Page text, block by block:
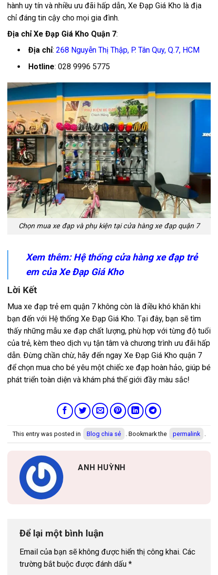
hành uy tín và nhiều ưu đãi hấp dẫn, Xe Đạp Giá Kho là địa
chỉ đáng tin cậy cho mọi gia đình.
Địa chỉ Xe Đạp Giá Kho Quận 7:
Địa chỉ: 268 Nguyễn Thị Thập, P. Tân Quy, Q.7, HCM
Hotline: 028 9996 5775
Chọn mua xe đạp và phụ kiện tại cửa hàng xe đạp quận 7
Xem thêm:Hệ thống cửa hàng xe đạp trẻ
emcủa Xe Đạp Giá Kho
Lời Kết
Mua xe đạp trẻ em quận 7 không còn là điều khó khăn khi
bạn đến với Hệ thống Xe Đạp Giá Kho. Tại đây, bạn sẽ tìm
thấy những mẫu xe đạp chất lượng, phù hợp với từng độ tuổi
của trẻ, kèm theo dịch vụ tận tâm và chương trình ưu đãi hấp
dẫn. Đừng chần chừ, hãy đến ngay Xe Đạp Giá Kho quận 7
để chọn mua cho bé yêu một chiếc xe đạp hoàn hảo, giúp bé
phát triển toàn diện và khám phá thế giới đầy màu sắc!
This entry was posted in Blog chia sẻ . Bookmark the permalink
ANH HUỲNH
Để lại một bình luận
Email của bạn sẽ không được hiển thị công khai. Các
trường bắt buộc được đánh dấu *